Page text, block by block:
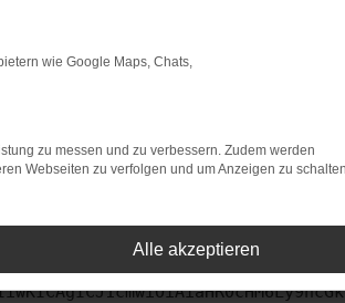
Seite in einem anderen Browser oder
nicht mehr unterstützt werden.
zu beheben. Du kannst uns diesen
wie Google Maps, Chats,
zu messen und zu verbessern. Zudem werden
Webseiten zu verfolgen und um Anzeigen zu
Alle akzeptieren